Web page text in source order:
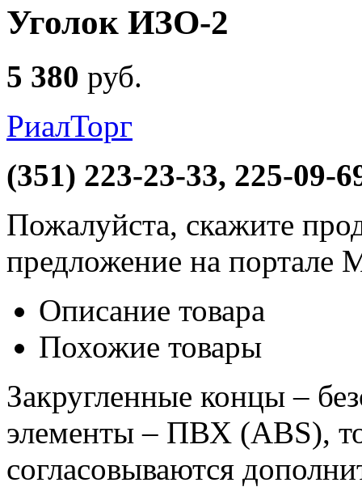
Уголок ИЗО-2
5 380 руб.
РиалТорг
(351) 223-23-33, 225-09-
Пожалуйста, скажите
предложение на портале
Описание товара
Похожие товары
Закругленные концы –
элементы – ПВХ (ABS),
согласовываются